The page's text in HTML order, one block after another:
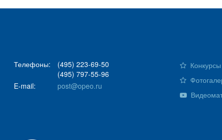
Телефоны:
(495) 223-69-50
(495) 797-55-96
E-mail:
post@opeo.ru